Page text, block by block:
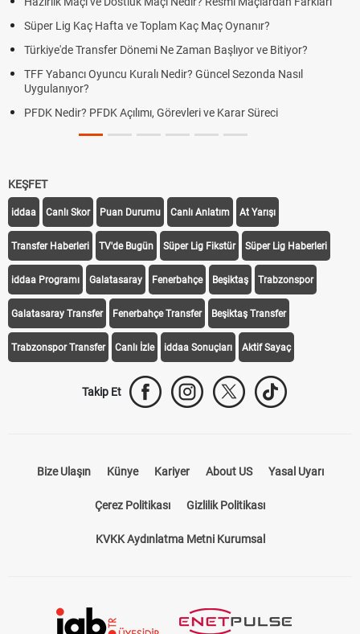
Toplam Kaç Maç Oynanır?
Ne Zaman Başlıyor ve Bitiyor?
Kuralı Nedir? Güncel Sezonda Nasıl
Görevleri ve Karar Süreci
Skor Ne Demek?
Futbol Nasıl Oynanır?
Deplasman Golü
DGS Sonuçları Ne
KEŞFET
iddaa Canlı Skor Puan Durumu Canlı Anlatım At Yarışı
Transfer Haberleri TV'de Bugün Süper Lig Fikstür Süper Lig Haberleri
iddaa Programı Galatasaray Fenerbahçe Beşiktaş Trabzonspor
Galatasaray Transfer Fenerbahçe Transfer Beşiktaş Transfer
Trabzonspor Transfer Canlı İzle iddaa Sonuçları Aktif Sayaç